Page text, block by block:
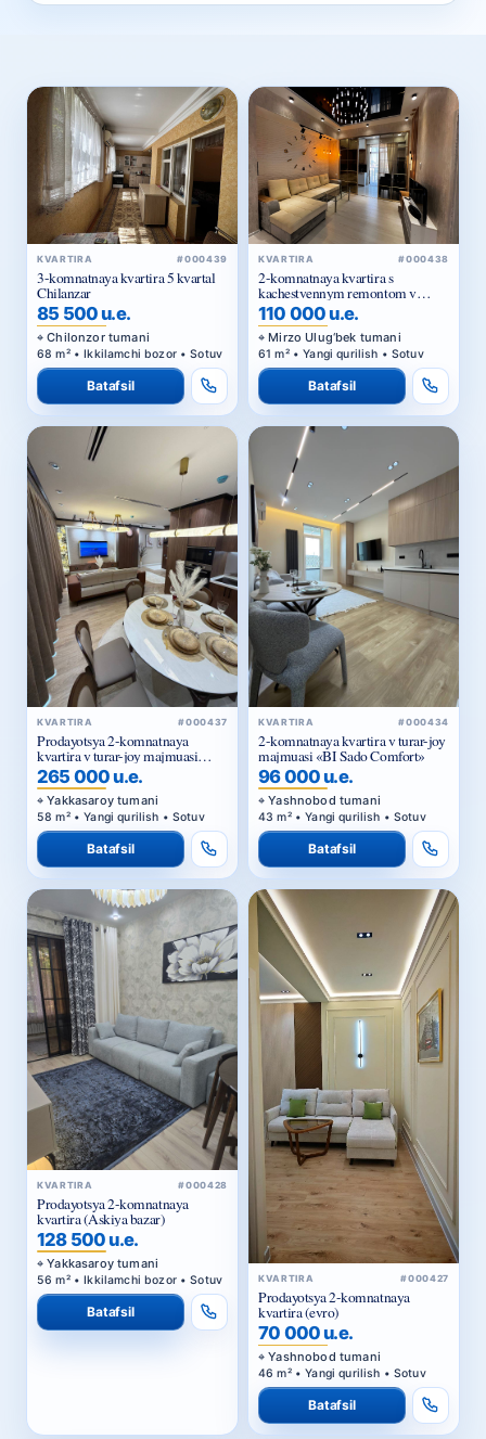
KVARTIRA #000439
3-komnatnaya kvartira 5 kvartal
Chilanzar
85 500 u.e.
Chilonzor tumani
68 m² • Ikkilamchi bozor • Sotuv
Batafsil
KVARTIRA #000438
2-komnatnaya kvartira s
kachestvennym remontom v
turar-joy majmuasi Parkent
Avenue — 61,02 m²
110 000 u.e.
Mirzo Ulug‘bek tumani
61 m² • Yangi qurilish • Sotuv
Batafsil
KVARTIRA #000437
Prodayotsya 2-komnatnaya
kvartira v turar-joy majmuasi
«Piramit Tower»
265 000 u.e.
Yakkasaroy tumani
58 m² • Yangi qurilish • Sotuv
Batafsil
KVARTIRA #000434
2-komnatnaya kvartira v turar-joy
majmuasi «BI Sado Comfort»
96 000 u.e.
Yashnobod tumani
43 m² • Yangi qurilish • Sotuv
Batafsil
KVARTIRA #000428
Prodayotsya 2-komnatnaya
kvartira (Askiya bazar)
128 500 u.e.
Yakkasaroy tumani
56 m² • Ikkilamchi bozor • Sotuv
Batafsil
KVARTIRA #000427
Prodayotsya 2-komnatnaya
kvartira (evro)
70 000 u.e.
Yashnobod tumani
46 m² • Yangi qurilish • Sotuv
Batafsil